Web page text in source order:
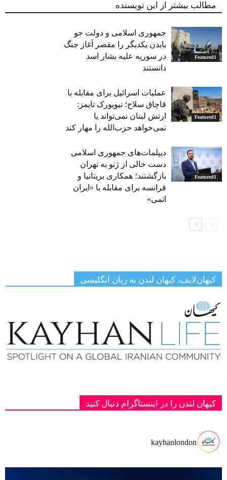
مطالب بیشتر از این نویسنده
Featured1
جمهوری اسلامی و دولت جو
بایدن یکدیگر را مقصر آغاز جنگ
در سوریه علیه بشار اسد
دانستند
Featured1
عملیات اسرائیل برای مقابله با
قاچاق سلاح؛ نیویورک تایمز:
ارتش لبنان نمی‌تواند یا
نمی‌خواهد حزب‌الله را مهار کند
Featured1
دیپلمات‌های جمهوری اسلامی
دست خالی از ژنو به تهران
بازگشتند؛ همکاری بریتانیا و
فرانسه برای مقابله با «ایران
اتمی»
کیهان‌لایف، کیهان لندن به زبان انگلیسی
کیهان لندن را در اینستاگرام دنبال کنید
kayhanlondon